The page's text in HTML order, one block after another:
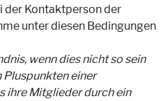
der Kontaktperson der
unter diesen Bedingungen
wenn dies nicht so sein
Pluspunkten einer
ihre Mitglieder durch ein